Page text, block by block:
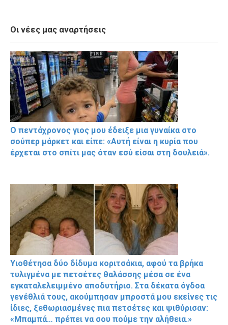
Οι νέες μας αναρτήσεις
Ο πεντάχρονος γιος μου έδειξε μια γυναίκα στο
σούπερ μάρκετ και είπε: «Αυτή είναι η κυρία που
έρχεται στο σπίτι μας όταν εσύ είσαι στη δουλειά».
Υιοθέτησα δύο δίδυμα κοριτσάκια, αφού τα βρήκα
τυλιγμένα με πετσέτες θαλάσσης μέσα σε ένα
εγκαταλελειμμένο αποδυτήριο. Στα δέκατα όγδοα
γενέθλιά τους, ακούμπησαν μπροστά μου εκείνες τις
ίδιες, ξεθωριασμένες πια πετσέτες και ψιθύρισαν:
«Μπαμπά… πρέπει να σου πούμε την αλήθεια.»